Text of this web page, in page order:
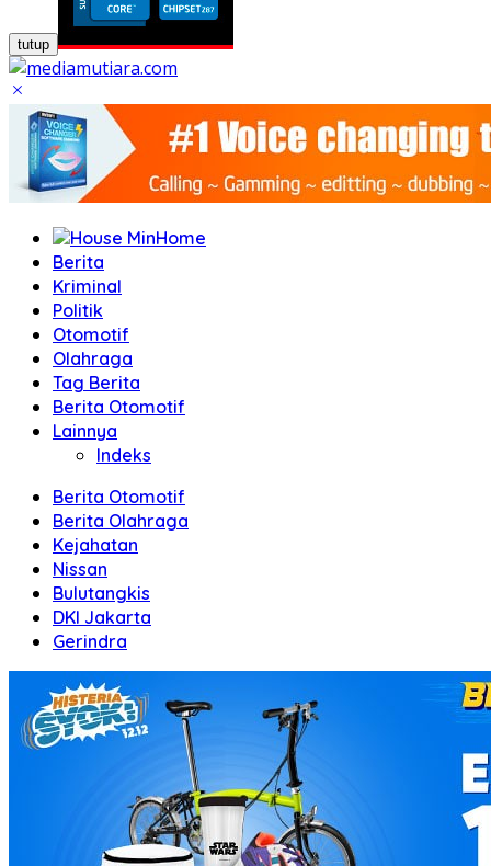
tutup
Home
Berita
Kriminal
Politik
Otomotif
Olahraga
Tag Berita
Berita Otomotif
Lainnya
Indeks
Berita Otomotif
Berita Olahraga
Kejahatan
Nissan
Bulutangkis
DKI Jakarta
Gerindra